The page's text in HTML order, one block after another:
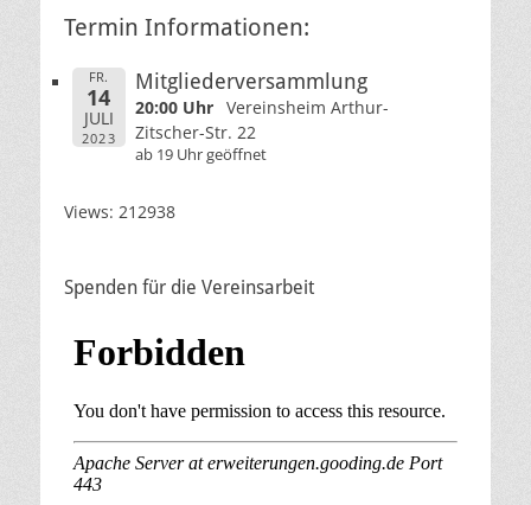
Termin Informationen:
FR.
14
JULI
2023
Mitgliederversammlung
20:00 Uhr Vereinsheim Arthur-
Zitscher-Str. 22
ab 19 Uhr geöffnet
Views: 212938
Spenden für die Vereinsarbeit